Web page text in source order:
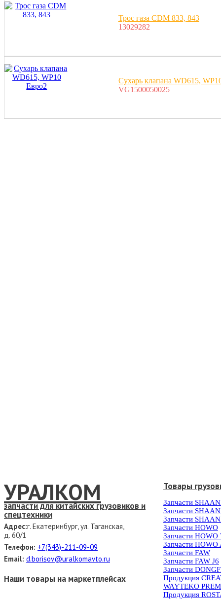
Трос газа CDM 833, 843
13029282
Сухарь клапана WD615,
VG1500050025
УРАЛКОМ
запчасти для китайских грузовиков и
спецтехники
Адрес:г. Екатеринбург, ул. Таганская,
д. 60/1
Телефон: +7(343)-211-09-09
Email: d.borisov@uralkomavto.ru
Наши товары на маркетплейсах
Товары
Запчасти
Запчасти
Запчасти
Запчасти HOWO
Запчасти HOWO
Запчасти HOWO
Запчасти FAW
Запчасти FAW J6
Запчасти
Продукция
WAYTEKO
Продукция